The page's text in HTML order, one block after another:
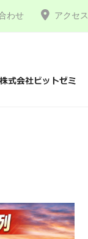
わせ アクセス